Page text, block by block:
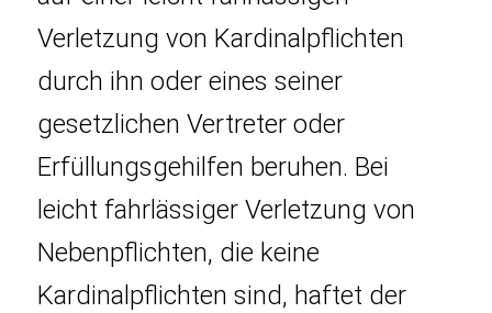
Verletzung von Kardinalpflichten
durch ihn oder eines seiner
gesetzlichen Vertreter oder
Erfüllungsgehilfen beruhen. Bei
leicht fahrlässiger Verletzung von
Nebenpflichten, die keine
Kardinalpflichten sind, haftet der